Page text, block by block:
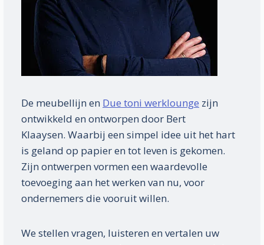
De meubellijn en Due toni werklounge zijn
ontwikkeld en ontworpen door Bert
Klaaysen. Waarbij een simpel idee uit het hart
is geland op papier en tot leven is gekomen.
Zijn ontwerpen vormen een waardevolle
toevoeging aan het werken van nu, voor
ondernemers die vooruit willen.
We stellen vragen, luisteren en vertalen uw